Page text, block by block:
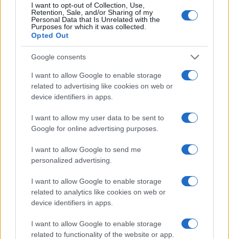
I want to opt-out of Collection, Use,
Retention, Sale, and/or Sharing of my
Personal Data that Is Unrelated with the
Purposes for which it was collected.
Opted Out
Google consents
I want to allow Google to enable storage
related to advertising like cookies on web or
device identifiers in apps.
I want to allow my user data to be sent to
Google for online advertising purposes.
I want to allow Google to send me
personalized advertising.
I want to allow Google to enable storage
related to analytics like cookies on web or
device identifiers in apps.
I want to allow Google to enable storage
related to functionality of the website or app.
Libernyákok
elemző műsor a baloldal hazugságairól
Számok és tények
elemző műsor a baloldal hazugságairól
Hópelyhek olvadása
Gerilla Bár
Esti hírshow